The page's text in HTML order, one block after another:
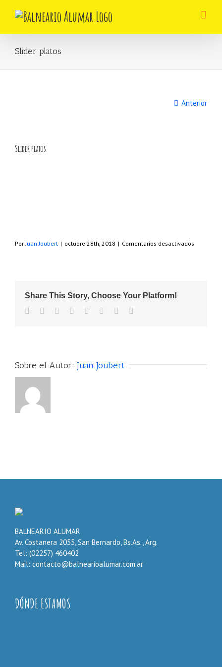
Slider platos
Anterior
Slider platos
PorJuan Joubert | octubre 28th, 2018 | Comentarios desactivados
Share This Story, Choose Your Platform!
Facebook
TwitterReddit LinkedIn
TumblrPinterest
Sobre el Autor: Juan Joubert
BALNEARIO ALUMAR
Av. Costanera 2055, San Bernardo, Bs.As., Arg.
Tel: (02257) 460402
Mail: contacto@balnearioalumar.com.ar
DÓNDE ESTAMOS